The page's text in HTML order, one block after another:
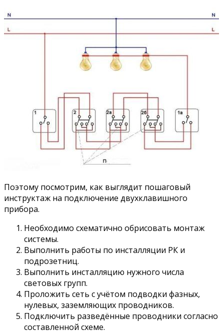
Поэтому посмотрим, как выглядит пошаговый
инструктаж на подключение двухклавишного
прибора.
Необходимо схематично обрисовать монтаж
системы.
Выполнить работы по инсталляции РК и
подрозетниц.
Выполнить инсталляцию нужного числа
световых групп.
Проложить сеть с учётом подводки фазных,
нулевых, заземляющих проводников.
Подключить разведённые проводники согласно
составленной схеме.